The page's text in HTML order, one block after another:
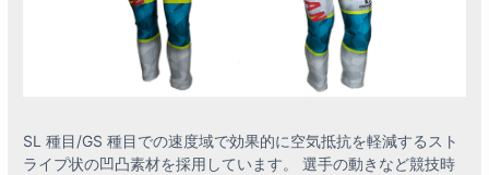
SL 種目/GS 種目での速度域で効果的に空気抵抗を軽減するスト
ライプ状の凹凸素材を採用しています。 選手の動きなど競技時